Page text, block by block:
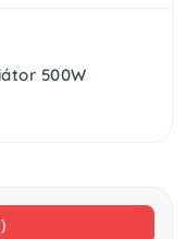
500W